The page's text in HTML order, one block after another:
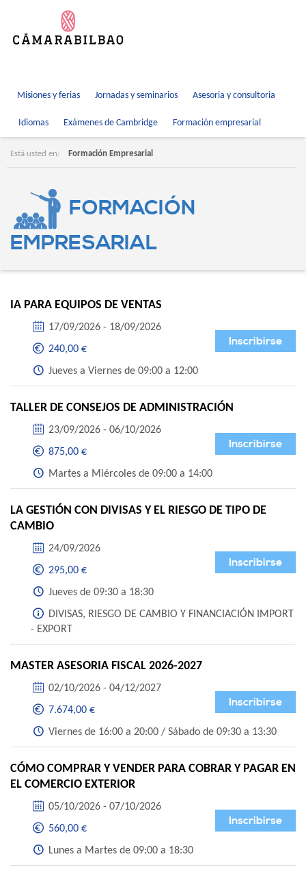
Misiones y ferias Jornadas y seminarios Asesoria y consultoria
Idiomas Exámenes de Cambridge Formación empresarial
Está usted en: Formación Empresarial
FORMACIÓN
EMPRESARIAL
IA PARA EQUIPOS DE VENTAS
Inscribirse
17/09/2026 - 18/09/2026
240,00 €
Jueves a Viernes de 09:00 a 12:00
TALLER DE CONSEJOS DE ADMINISTRACIÓN
Inscribirse
23/09/2026 - 06/10/2026
875,00 €
Martes a Miércoles de 09:00 a 14:00
LA GESTIÓN CON DIVISAS Y EL RIESGO DE TIPO DE
CAMBIO
Inscribirse
24/09/2026
295,00 €
Jueves de 09:30 a 18:30
DIVISAS, RIESGO DE CAMBIO Y FINANCIACIÓN IMPORT
- EXPORT
MASTER ASESORIA FISCAL 2026-2027
Inscribirse
02/10/2026 - 04/12/2027
7.674,00 €
Viernes de 16:00 a 20:00 / Sábado de 09:30 a 13:30
CÓMO COMPRAR Y VENDER PARA COBRAR Y PAGAR EN
EL COMERCIO EXTERIOR
Inscribirse
05/10/2026 - 07/10/2026
560,00 €
Lunes a Martes de 09:00 a 18:30